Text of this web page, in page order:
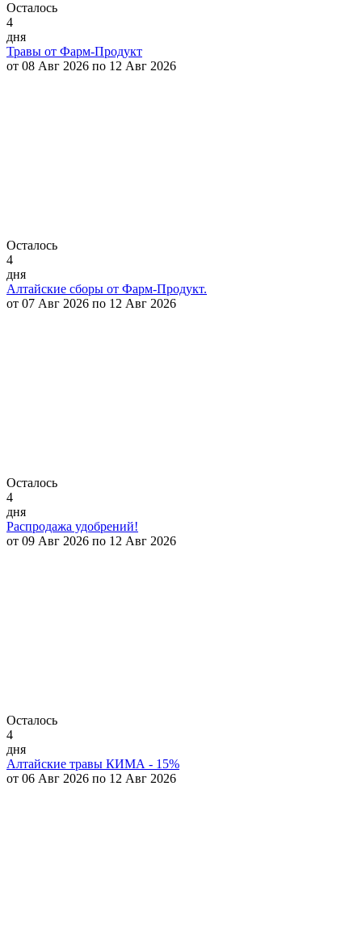
Осталось
4
дня
Травы от Фарм-Продукт
от 08 Авг 2026 по 12 Авг 2026
Осталось
4
дня
Алтайские сборы от Фарм-Продукт.
от 07 Авг 2026 по 12 Авг 2026
Осталось
4
дня
Распродажа удобрений!
от 09 Авг 2026 по 12 Авг 2026
Осталось
4
дня
Алтайские травы КИМА - 15%
от 06 Авг 2026 по 12 Авг 2026